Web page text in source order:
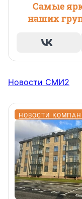
Самые
наших
Новости СМИ2
НОВОСТИ